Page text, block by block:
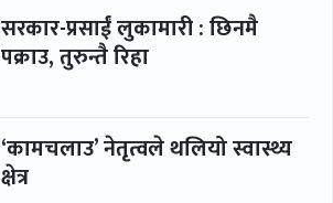
सरकार-प्रसाईं लुकामारी : छिनमै
पक्राउ, तुरुन्तै रिहा
‘कामचलाउ’ नेतृत्वले थलियो स्वास्थ्य
क्षेत्र